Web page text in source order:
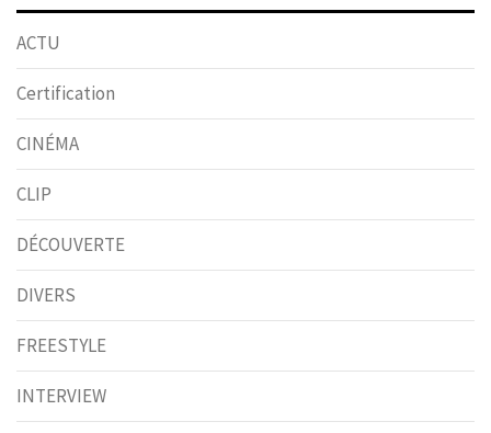
ACTU
Certification
CINÉMA
CLIP
DÉCOUVERTE
DIVERS
FREESTYLE
INTERVIEW